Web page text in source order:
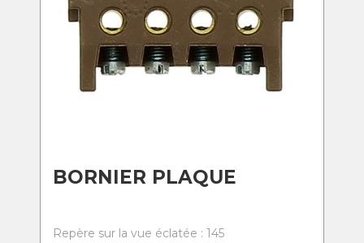
BORNIER PLAQUE
Repère sur la vue éclatée : 145